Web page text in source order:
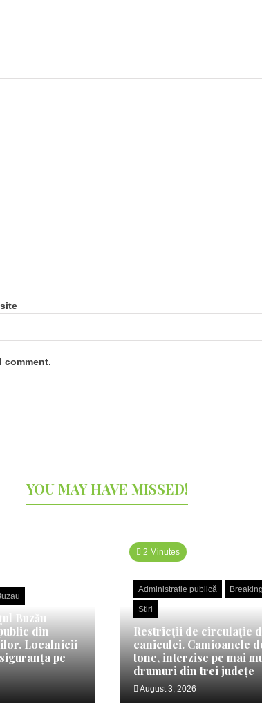
comment.
YOU MAY HAVE MISSED!
Buzău
din
Localnicii
pe
2 Minutes
Administrație publică
Stiri
Restricții de circulație
caniculei. Camioanele
tone, interzise pe mai
drumuri din trei județe
August 3, 2026